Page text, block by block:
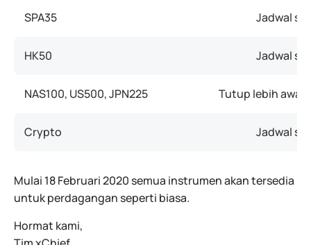
SPA35 Jadwal
HK50 Jadwal
NAS100, US500, JPN225 Tutup lebih awal
Crypto Jadwal
Mulai 18 Februari 2020 semua instrumen akan tersedia
untuk perdagangan seperti biasa.
Hormat kami,